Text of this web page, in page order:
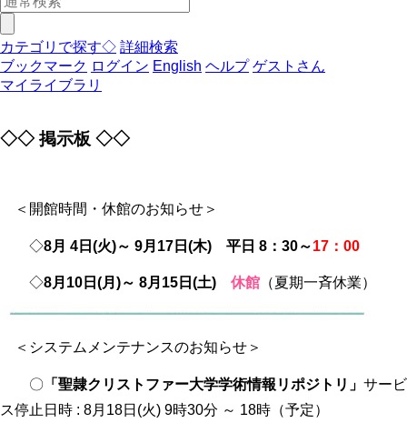
カテゴリで探す◇ 詳細検索
ブックマーク ログイン English ヘルプ ゲストさん
マイライブラリ
◇◇ 掲示板 ◇◇
＜開館時間・休館のお知らせ＞
◇8月 4日(火)～ 9月17日(木) 平日 8：30～17：00
◇8月10日(月)～ 8月15日(土) 休館 （夏期一斉休業）
＜システムメンテナンスのお知らせ＞
〇 「聖隷クリストファー大学学術情報リポジトリ」 サービ
ス停止日時 : 8月18日(火) 9時30分 ～ 18時（予定）